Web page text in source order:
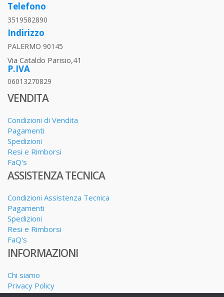
Telefono
3519582890
Indirizzo
PALERMO 90145
Via Cataldo Parisio,41
P.IVA
06013270829
VENDITA
Condizioni di Vendita
Pagamenti
Spedizioni
Resi e Rimborsi
FaQ's
ASSISTENZA TECNICA
Condizioni Assistenza Tecnica
Pagamenti
Spedizioni
Resi e Rimborsi
FaQ's
INFORMAZIONI
Chi siamo
Privacy Policy